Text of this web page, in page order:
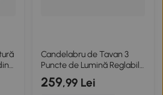
Candelabru de Tavan 3
Puncte de Lumină Reglabile
la 90° E27
259,99 Lei